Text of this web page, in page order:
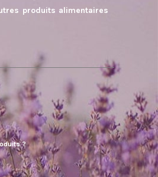
produits alimentaires
?